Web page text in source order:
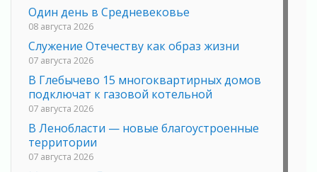
Один день в Средневековье
08 августа 2026
Служение Отечеству как образ жизни
07 августа 2026
В Глебычево 15 многоквартирных домов
подключат к газовой котельной
07 августа 2026
В Ленобласти — новые благоустроенные
территории
07 августа 2026